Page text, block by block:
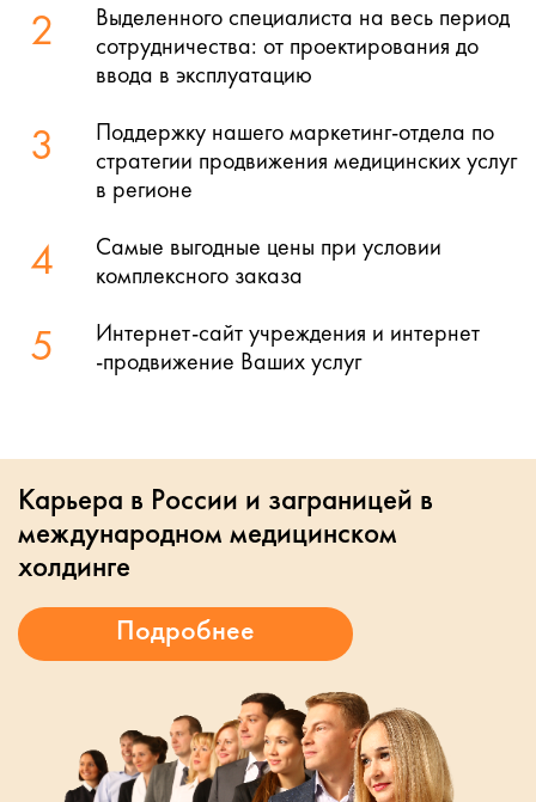
2
Выделенного специалиста на весь период
сотрудничества: от проектирования до
ввода в эксплуатацию
3
Поддержку нашего маркетинг-отдела по
стратегии продвижения медицинских услуг
в регионе
4
Самые выгодные цены при условии
комплексного заказа
5
Интернет-сайт учреждения и интернет
-продвижение Ваших услуг
Карьера в России и заграницей в
международном медицинском
холдинге